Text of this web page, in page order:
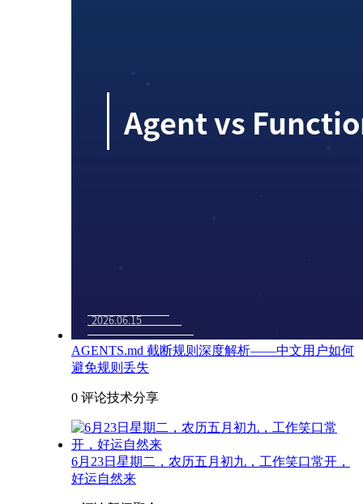
AGENTS.md 截断规则深度解析——中文用户如何
避免规则丢失
0 评论技术分享
6月23日星期二，农历五月初九，工作笑口常开，
好运自然来